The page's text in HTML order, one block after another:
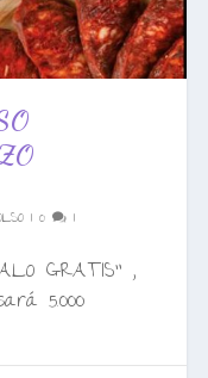
|0 |
GRATIS” ,
5.000